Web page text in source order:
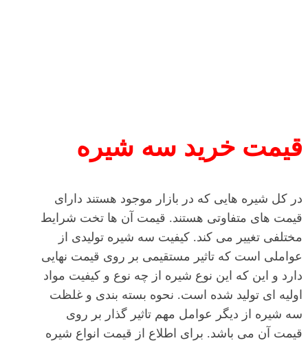
قیمت خرید سه شیره
در کل شیره هایی که در بازار موجود هستند دارای
قیمت های متفاوتی هستند. قیمت آن ها تخت شرایط
مختلفی تغییر می کند. کیفیت سه شیره تولیدی از
عواملی است که تاثیر مستقیمی بر روی قیمت نهایی
دارد و این که این نوع شیره از چه نوع و کیفیت مواد
اولیه ای تولید شده است. نحوه بسته بندی و غلظت
سه شیره از دیگر عوامل مهم تاثیر گذار بر روی
قیمت آن می باشد. برای اطلاع از قیمت انواع شیره